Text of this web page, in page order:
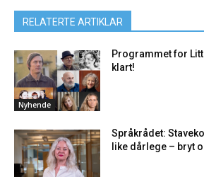
RELATERTE ARTIKLAR
Nyhende
Programmet for
klart!
Språkrådet:
like dårlege – bryt